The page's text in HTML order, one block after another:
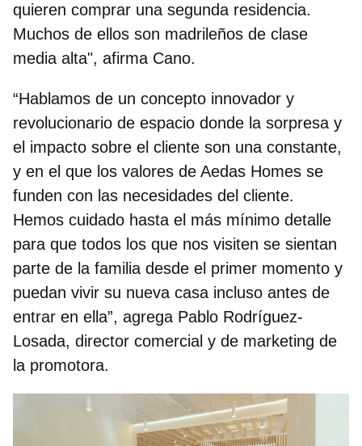
quieren comprar una segunda residencia.
Muchos de ellos son madrileños de clase
media alta", afirma Cano.
“Hablamos de un concepto innovador y
revolucionario de espacio donde la sorpresa y
el impacto sobre el cliente son una constante,
y en el que los valores de Aedas Homes se
funden con las necesidades del cliente.
Hemos cuidado hasta el más mínimo detalle
para que todos los que nos visiten se sientan
parte de la familia desde el primer momento y
puedan vivir su nueva casa incluso antes de
entrar en ella”, agrega Pablo Rodríguez-
Losada, director comercial y de marketing de
la promotora.